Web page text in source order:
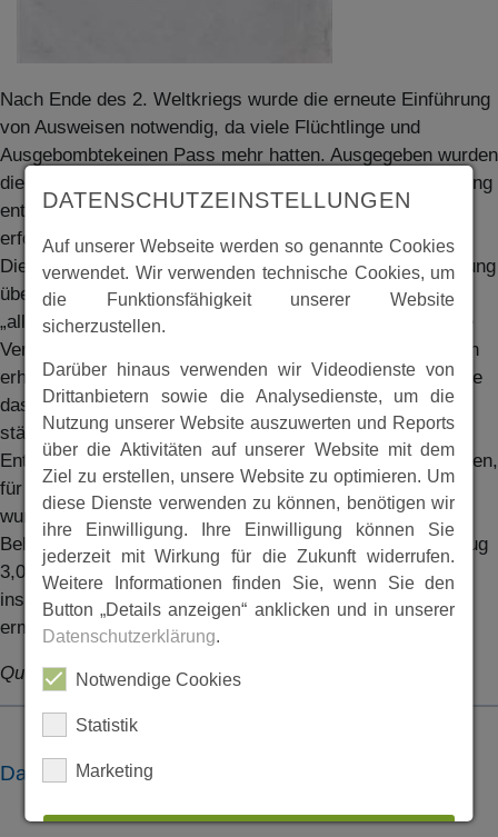
Nach Ende des 2. Weltkriegs wurde die erneute Einführung
von Ausweisen notwendig, da viele Flüchtlinge und
Ausgebombtekeinen Pass mehr hatten. Ausgegeben wurden
die Kennkarten für Personen über 15 Jahren. Die Auflistung
enthält leider keine Datumsangabe, dürfte aber um 1946
erfolgt sein.
Die Kennkarte wurde im Dritten Reich durch die Verordnung
über Kennkarten vom 22. Juli 1938 (RGBI S. 913) als
„allgemeiner polizeilicher Inlandsausweis“ eingeführt. Die
Verordnung trat zum 1. Oktober 1938 in Kraft. Kennkarten
erhielten auf Antrag alle deutschen Staatsangehörigen, die
das 15. Lebensjahr vollendet und ihren Wohnsitz oder
ständigen Aufenthalt im Inland hatten. Zuständig für
Entgegennahme der Anträge waren die Ortspolizeibehörden,
für die Ausstellung die Passbehörden. Die Kennkarten
wurden doppelt ausgefertigt; ein Exemplar blieb bei der
Behörde. Die Verwaltungsgebühr für die Ausstellung betrug
3,00 Reichsmark, sie konnte in bestimmten Fällen –
insbesondere bei Kennkartenzwang – auf bis zu 1,00 RM
ermäßigt werden.
Quelle: Chronik 750 Jahre Elfershausen
Dateien
DATENSCHUTZEINSTELLUNGEN
Auf unserer Webseite werden so genannte Cookies
verwendet. Wir verwenden technische Cookies, um
die Funktionsfähigkeit unserer Website
sicherzustellen.
Darüber hinaus verwenden wir Videodienste von
Drittanbietern sowie die Analysedienste, um die
Nutzung unserer Website auszuwerten und Reports
über die Aktivitäten auf unserer Website mit dem
Ziel zu erstellen, unsere Website zu optimieren. Um
diese Dienste verwenden zu können, benötigen wir
ihre Einwilligung. Ihre Einwilligung können Sie
jederzeit mit Wirkung für die Zukunft widerrufen.
Weitere Informationen finden Sie, wenn Sie den
Button „Details anzeigen“ anklicken und in unserer
Datenschutzerklärung.
Notwendige Cookies
Statistik
Marketing